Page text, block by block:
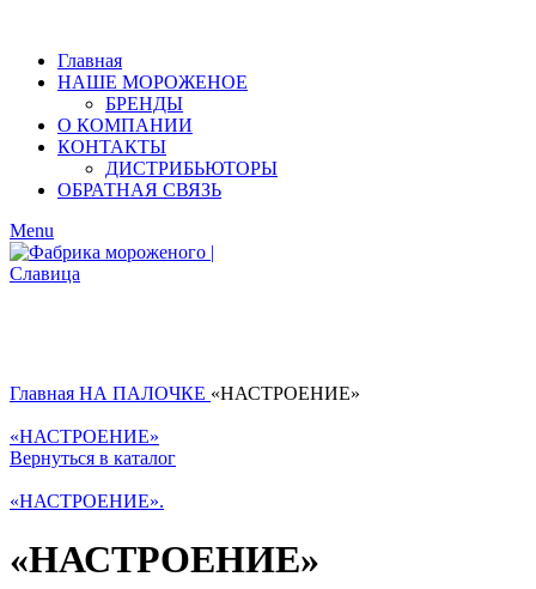
Главная
НАШЕ МОРОЖЕНОЕ
БРЕНДЫ
О КОМПАНИИ
КОНТАКТЫ
ДИСТРИБЬЮТОРЫ
ОБРАТНАЯ СВЯЗЬ
Menu
Главная НА ПАЛОЧКЕ «НАСТРОЕНИЕ»
«НАСТРОЕНИЕ»
Вернуться в каталог
«НАСТРОЕНИЕ».
«НАСТРОЕНИЕ»